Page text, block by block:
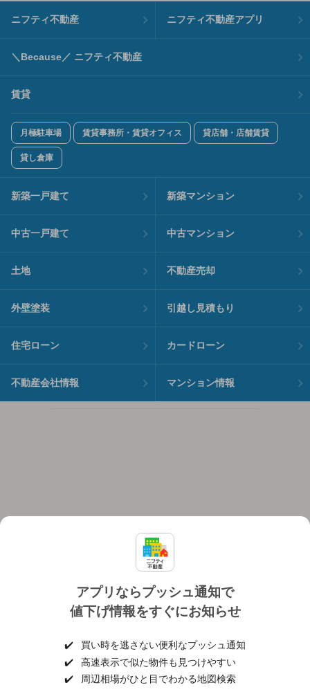
アプリならプッシュ通知で
値下げ情報をすぐにお知らせ
✔️
買い時を逃さない便利なプッシュ通知
✔️
高速表示で似た物件も見つけやすい
✔️
周辺相場がひと目でわかる地図検索
ニフティ不動産 ニフティ不動産アプリ
＼Because／ ニフティ不動産
賃貸
月極駐車場 賃貸事務所・賃貸オフィス 貸店舗・店舗賃貸
貸し倉庫
新築一戸建て 新築マンション
中古一戸建て 中古マンション
土地 不動産売却
外壁塗装 引越し見積もり
住宅ローン カードローン
不動産会社情報 マンション情報
個人情報保護ポリシー 利用規約
ヘルプ・お問い合わせ 採用情報